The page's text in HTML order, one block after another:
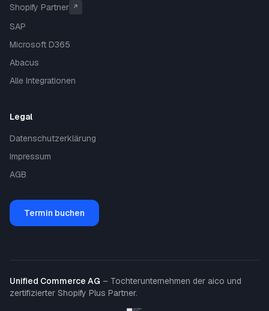
Shopify Partner
↗
SAP
Microsoft D365
Abacus
Alle Integrationen
Legal
Datenschutzerklärung
Impressum
AGB
Termin buchen
Unified Commerce AG – Tochterunternehmen der aico und
zertifizierter Shopify Plus Partner.